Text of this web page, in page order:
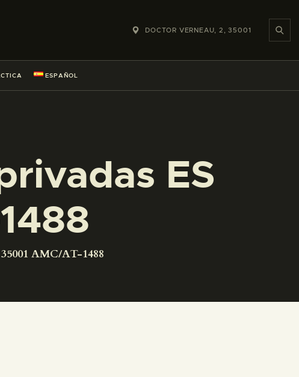
DOCTOR VERNEAU, 2, 35001
ESPAÑOL
ES
AMC/AT-1488